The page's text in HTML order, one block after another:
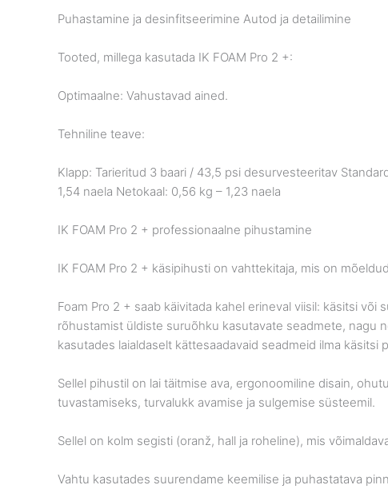
Puhastamine ja desinfitseerimine Autod ja detailimine
Tooted, millega kasutada IK FOAM Pro 2 +:
Optimaalne: Vahustavad ained.
Tehniline teave:
Klapp: Tarieritud 3 baari / 43,5 psi desurvesteeritav
1,54 naela Netokaal: 0,56 kg – 1,23 naela
IK FOAM Pro 2 + professionaalne pihustamine
IK FOAM Pro 2 + käsipihusti on vahttekitaja, mis on
Foam Pro 2 + saab käivitada kahel erineval viisil: käsitsi
rõhustamist üldiste suruõhku kasutavate seadmete, nagu
kasutades laialdaselt kättesaadavaid seadmeid ilma käsitsi
Sellel pihustil on lai täitmise ava, ergonoomiline disain,
tuvastamiseks, turvalukk avamise ja sulgemise süsteemil.
Sellel on kolm segisti (oranž, hall ja roheline), mis
Vahtu kasutades suurendame keemilise ja puhastatava